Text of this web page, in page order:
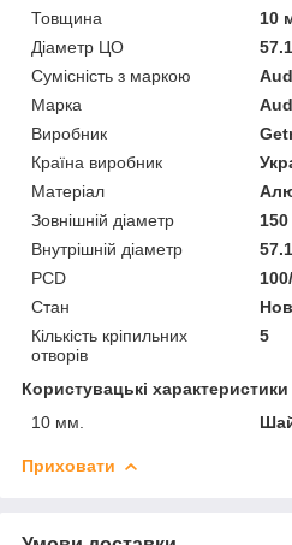
Товщина
10
Діаметр ЦО
Сумісність з маркою
Марка
Виробник
Країна виробник
Матеріал
Зовнішній діаметр
Внутрішній діаметр
PCD
Стан
Кількість кріпильних
отворів
5
Користувацькі характеристики
10 мм.
Приховати